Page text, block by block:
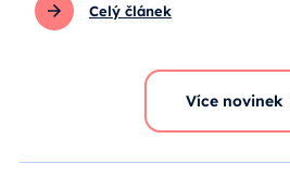
Celý článek
Více novinek